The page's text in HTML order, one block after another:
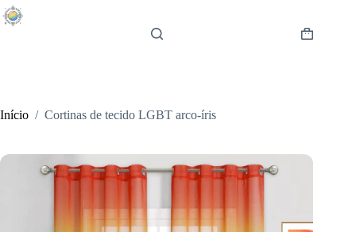
Pular
para
Carrinho
Início / Cortinas de tecido LGBT arco-íris